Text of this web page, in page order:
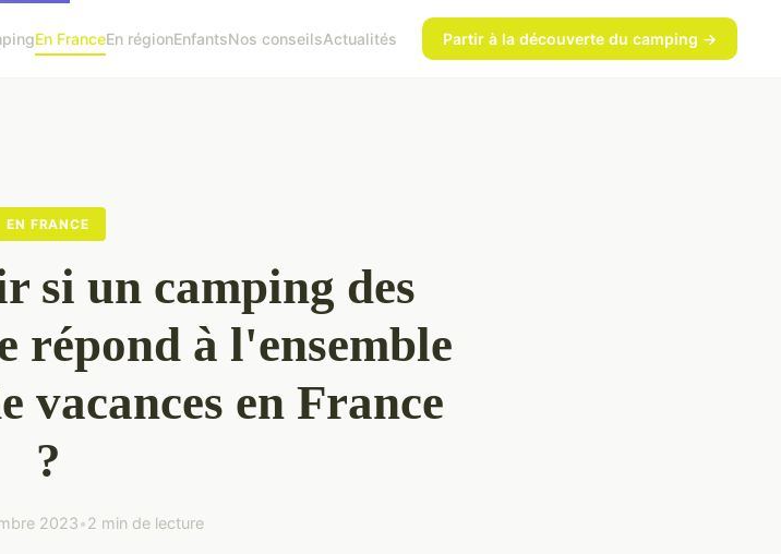
En FranceEn régionEnfantsNos conseilsActualités Partir à la découverte du camping →
EN FRANCE
si un camping des
répond à l'ensemble
vacances en France
?
2023•2 min de lecture